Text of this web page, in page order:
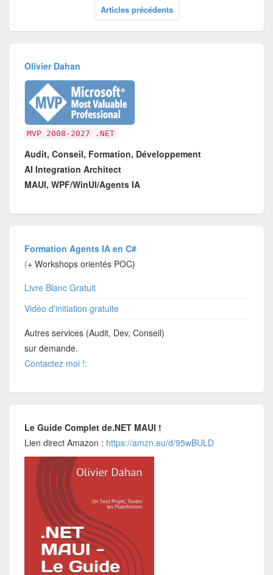
Articles précédents
Olivier Dahan
MVP 2008-2027 .NET
Audit, Conseil, Formation, Développement
AI Integration Architect
MAUI, WPF/WinUI/Agents IA
Formation Agents IA en C#
(+ Workshops orientés POC)
Livre Blanc Gratuit
Vidéo d'initiation gratuite
Autres services (Audit, Dev, Conseil)
sur demande.
Contactez moi !:
Le Guide Complet de.NET MAUI !
Lien direct Amazon : https://amzn.eu/d/95wBULD